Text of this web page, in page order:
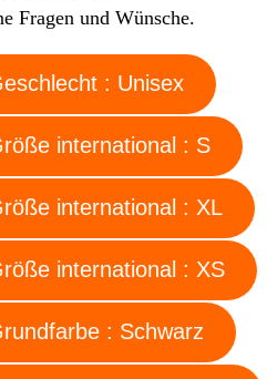
Fragen und Wünsche.
Geschlecht : Unisex
Größe international : S
Größe international : XL
Größe international : XS
Grundfarbe : Schwarz